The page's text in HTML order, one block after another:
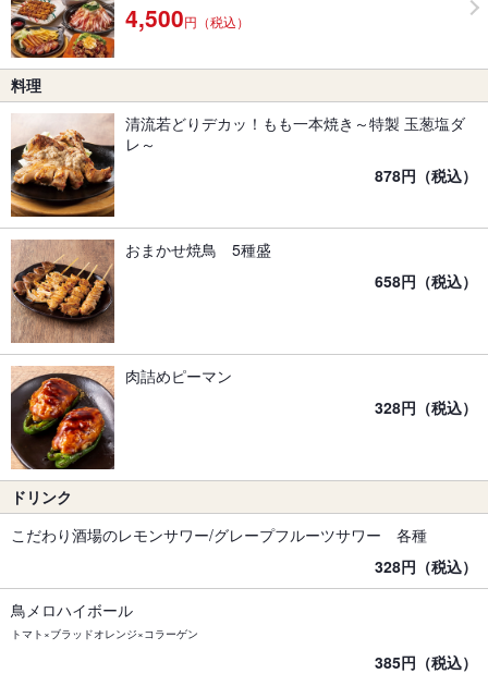
4,500円（税込）
料理
清流若どりデカッ！もも一本焼き～特製 玉葱塩ダ
レ～
878円（税込）
おまかせ焼鳥 5種盛
658円（税込）
肉詰めピーマン
328円（税込）
ドリンク
こだわり酒場のレモンサワー/グレープフルーツサワー 各種
328円（税込）
鳥メロハイボール
トマト×ブラッドオレンジ×コラーゲン
385円（税込）